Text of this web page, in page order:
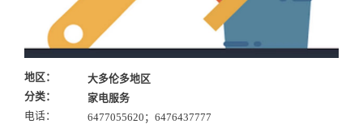
地区：
大多伦多地区
分类：
家电服务
电话：
6477055620；6476437777